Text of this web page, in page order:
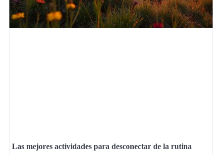
Las mejores actividades para desconectar de la rutina